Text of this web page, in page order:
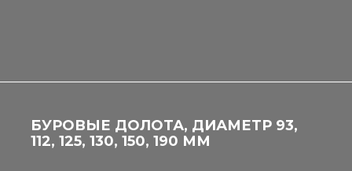
БУРОВЫЕ ДОЛОТА, ДИАМЕТР 93,
112, 125, 130, 150, 190 ММ